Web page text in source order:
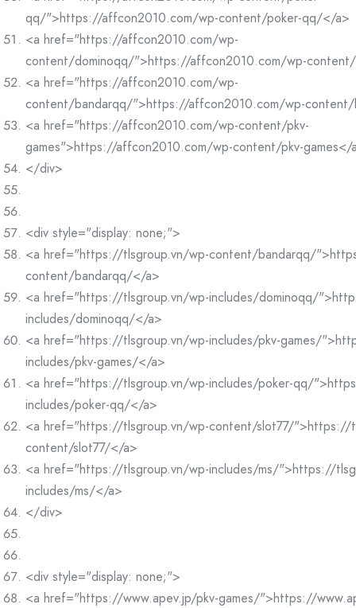
qq/">https://affcon2010.com/wp-content/poker-qq/</a>
<a href="https://affcon2010.com/wp-
content/dominoqq/">https://affcon2010.com/wp-
<a href="https://affcon2010.com/wp-
content/bandarqq/">https://affcon2010.com/wp-
<a href="https://affcon2010.com/wp-content/pkv-
games">https://affcon2010.com/wp-content/pkv-games</
</div>
<div style="display: none;">
<a href="https://tlsgroup.vn/wp-content/bandarqq/
content/bandarqq/</a>
<a href="https://tlsgroup.vn/wp-includes/dominoqq/
includes/dominoqq/</a>
<a href="https://tlsgroup.vn/wp-includes/pkv-games/
includes/pkv-games/</a>
<a href="https://tlsgroup.vn/wp-includes/poker-qq/
includes/poker-qq/</a>
<a href="https://tlsgroup.vn/wp-content/slot77/">https://
content/slot77/</a>
<a href="https://tlsgroup.vn/wp-includes/ms/">https://
includes/ms/</a>
</div>
<div style="display: none;">
<a href="https://www.apev.jp/pkv-games/">https://